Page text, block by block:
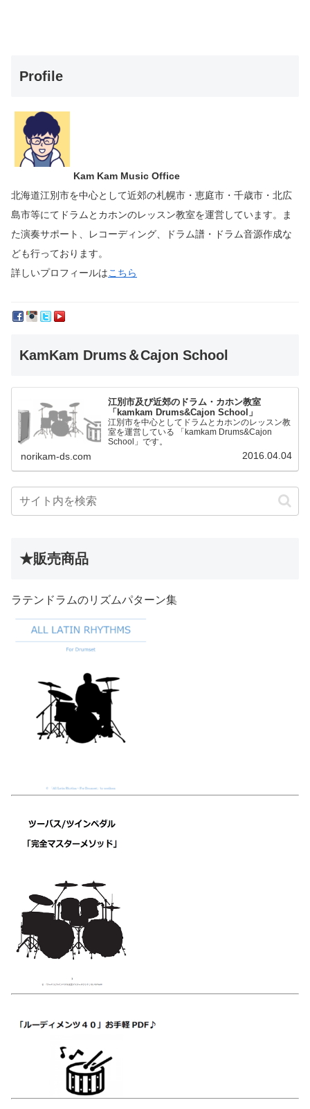
Profile
Kam Kam Music Office
北海道江別市を中心として近郊の札幌市・恵庭市・千歳市・北広
島市等にて ドラムとカホンのレッスン教室を運営しています。
ま
た演奏サポート、レコーディング、ドラム譜・ドラム音源作成な
ども行っております。
詳しいプロフィールはこちら
KamKam Drums＆Cajon School
江別市及び近郊のドラム・カホン教室
「kamkam Drums&Cajon School」
江別市を中心としてドラムとカホンのレッスン教
室を運営している 「kamkam Drums&Cajon
School」です。
norikam-ds.com 2016.04.04
★販売商品
ラテンドラムのリズムパターン集